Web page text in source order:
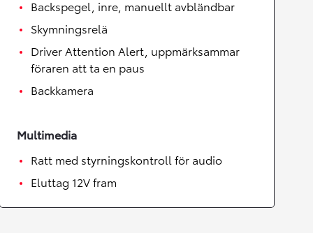
Backspegel, inre, manuellt avbländbar
Skymningsrelä
Driver Attention Alert, uppmärksammar
föraren att ta en paus
Backkamera
Multimedia
Ratt med styrningskontroll för audio
Eluttag 12V fram